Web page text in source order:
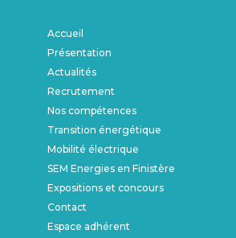
Accueil
Présentation
Actualités
Recrutement
Nos compétences
Transition énergétique
Mobilité électrique
SEM Energies en Finistère
Expositions et concours
Contact
Espace adhérent